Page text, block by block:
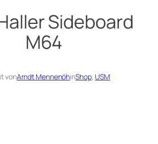
Sideboard
M64
vonArndt MennenöhinShop, USM